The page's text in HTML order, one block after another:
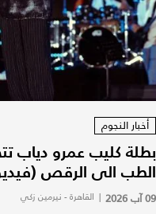
أخبار النجوم
بطلة كليب عمرو دياب
الطب الى الرقص
09 آب 2026 | القاهرة - نيرمين زكي